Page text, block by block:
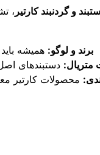
و گردنبند کارتیر ،
برند و لوگو: همیشه
متریال: دستبندهای
محصولات کارتیر